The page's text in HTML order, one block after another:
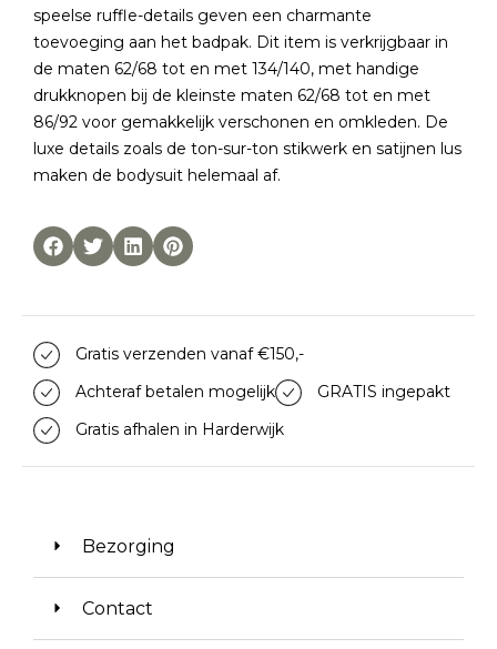
speelse ruffle-details geven een charmante
toevoeging aan het badpak. Dit item is verkrijgbaar in
de maten 62/68 tot en met 134/140, met handige
drukknopen bij de kleinste maten 62/68 tot en met
86/92 voor gemakkelijk verschonen en omkleden. De
luxe details zoals de ton-sur-ton stikwerk en satijnen lus
maken de bodysuit helemaal af.
Gratis verzenden vanaf €150,-
Achteraf betalen mogelijk
GRATIS ingepakt
Gratis afhalen in Harderwijk
Bezorging
Contact